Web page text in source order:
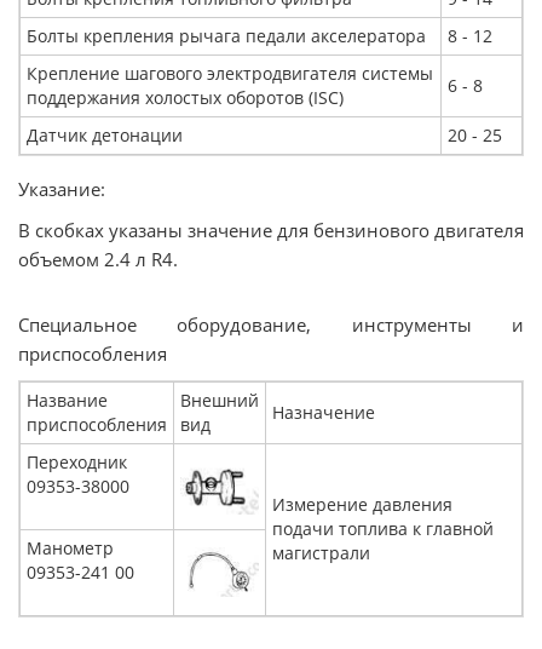
Болты крепления рычага педали акселератора
8 - 12
Крепление шагового электродвигателя системы
поддержания холостых оборотов (ISC)
6 - 8
Датчик детонации 20 - 25
Указание:
В скобках указаны значение для бензинового двигателя
объемом 2.4 л R4.
Специальное оборудование, инструменты и
приспособления
Название
приспособления
Внешний
вид
Назначение
Переходник
09353-38000
Измерение давления
подачи топлива к главной
магистрали
Манометр
09353-241 00